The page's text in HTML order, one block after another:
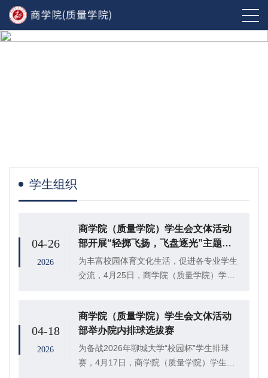
学生组织
04-26
2026
商学院（质量学院）学生会文体活动
部开展“轻掷飞扬，飞盘逐光”主题飞
盘比赛
为丰富校园体育文化生活，促进各专业学生
交流，4月25日，商学院（质量学院）学生
次比赛设2024级、2025级两个组别，各
班...
04-18
2026
商学院（质量学院）学生会文体活动
部举办院内排球选拔赛
为备战2026年聊城大学“校园杯”学生排球
赛，4月17日，商学院（质量学院）学生会